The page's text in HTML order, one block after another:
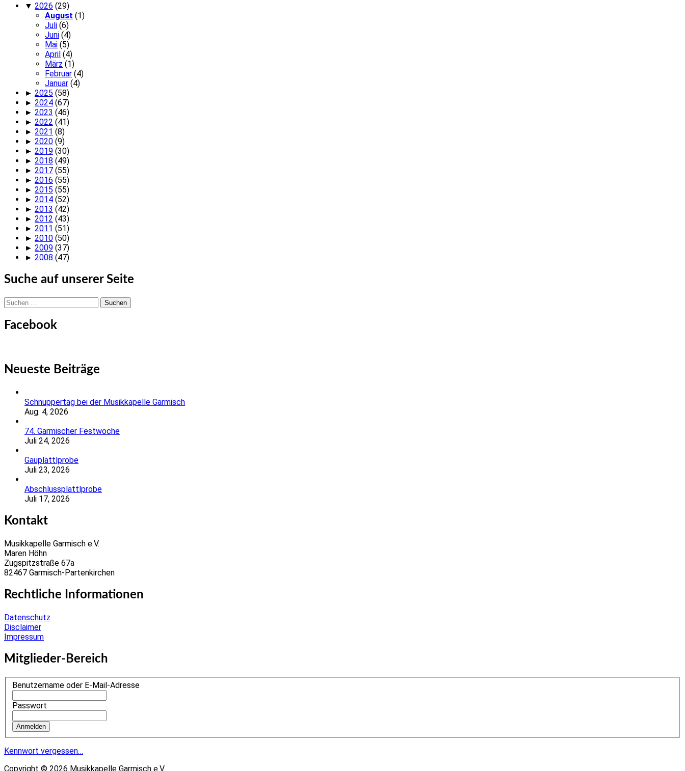
▼ 2026 (29)
August (1)
Juli (6)
Juni (4)
Mai (5)
April (4)
März (1)
Februar (4)
Januar (4)
► 2025 (58)
► 2024 (67)
► 2023 (46)
► 2022 (41)
► 2021 (8)
► 2020 (9)
► 2019 (30)
► 2018 (49)
► 2017 (55)
► 2016 (55)
► 2015 (55)
► 2014 (52)
► 2013 (42)
► 2012 (43)
► 2011 (51)
► 2010 (50)
► 2009 (37)
► 2008 (47)
Suche auf unserer Seite
Suchen
nach:
Facebook
Neueste Beiträge
Schnuppertag bei der Musikkapelle Garmisch
Aug. 4, 2026
74. Garmischer Festwoche
Juli 24, 2026
Gauplattlprobe
Juli 23, 2026
Abschlussplattlprobe
Juli 17, 2026
Kontakt
Musikkapelle Garmisch e.V.
Maren Höhn
Zugspitzstraße 67a
82467 Garmisch-Partenkirchen
Rechtliche Informationen
Datenschutz
Disclaimer
Impressum
Mitglieder-Bereich
Benutzername oder E-Mail-Adresse
Passwort
Kennwort vergessen…
Copyright © 2026 Musikkapelle Garmisch e.V.